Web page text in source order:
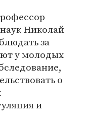
Николай
за
у молодых
о
и